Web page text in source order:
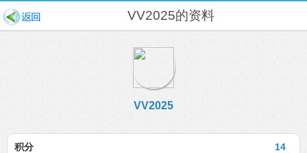
VV2025的资料
VV2025
14
积分